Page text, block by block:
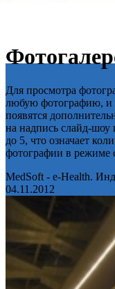
Для просмотра
любую фотографию, и
появятся
на надпись слайд-
до 5, что означает
фотографии в режиме
MedSoft - e-Health.
04.11.2012